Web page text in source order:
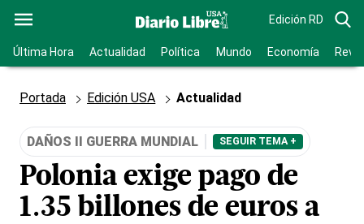
Edición RD
Última Hora Actualidad Política Mundo Economía
Portada Edición USA Actualidad
DAÑOS II GUERRA MUNDIAL SEGUIR TEMA +
Polonia exige pago de
1.35 billones de euros a